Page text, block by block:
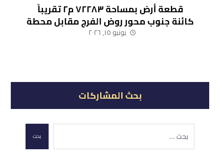
قطعة أرض بمساحة ٧٢٢٨٣ م٢ تقريباً
كائنة جنوب محور روض الفرج مقابل محطة
رسوم أبو رواش (نشاط صناعي – لوجيستي)
يونيو ١٥, ٢٠٢٦
بحث المشاركات
بحث